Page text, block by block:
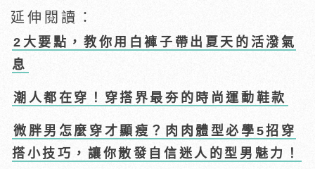
延伸閱讀：
2大要點，教你用白褲子帶出夏天的活潑氣
息
潮人都在穿！穿搭界最夯的時尚運動鞋款
微胖男怎麼穿才顯瘦？肉肉體型必學5招穿
搭小技巧，讓你散發自信迷人的型男魅力！